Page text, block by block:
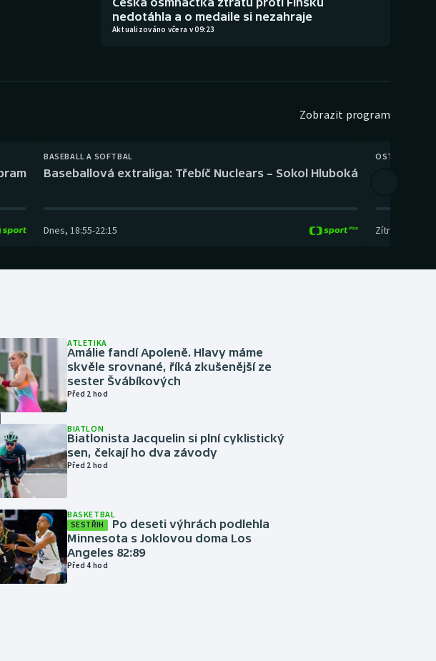
nedotáhla a o medaile si nezahraje
Aktualizováno včera v 09:23
Zobrazit program
BASEBALL A SOFTBAL
Baseballová extraliga: Třebíč Nuclears – Sokol Hluboká
Dnes, 18:55-22:15
OSTATNÍ
Zítra
ATLETIKA
Amálie fandí Apoleně. Hlavy máme
skvěle srovnané, říká zkušenější ze
sester Švábíkových
Před 2 hod
BIATLON
Biatlonista Jacquelin si plní cyklistický
sen, čekají ho dva závody
Před 2 hod
BASKETBAL
SESTŘIH
Po deseti výhrách podlehla
Minnesota s Joklovou doma Los
Angeles 82:89
Před 4 hod